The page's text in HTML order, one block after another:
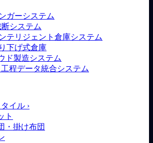
ガーシステム
断システム
テリジェント倉庫システム
下げ式倉庫
ド製造システム
程データ統合システム
イル ›
ト
・掛け布団